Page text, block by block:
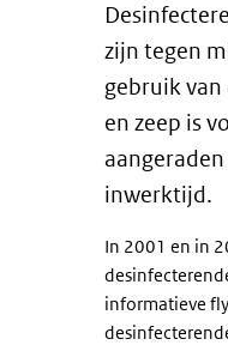
zijn tegen
gebruik
en zeep is
inwerktijd.
In 2001 en in
informatieve